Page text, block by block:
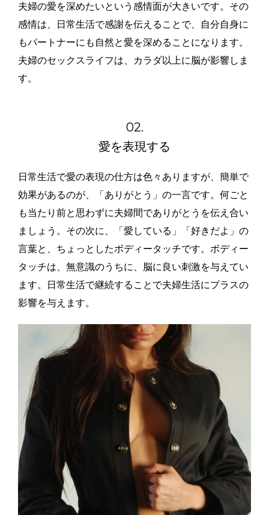
夫婦の愛を深めたいという感情面が大きいです。その
感情は、日常生活で感謝を伝えることで、自分自身に
もパートナーにも自然と愛を深めることになります。
夫婦のセックスライフは、カラダ以上に脳が影響しま
す。
02.
愛を表現する
日常生活で愛の表現の仕方は色々ありますが、簡単で
効果があるのが、「ありがとう」の一言です。何ごと
も当たり前と思わずに夫婦間でありがとうを伝え合い
ましょう。その次に、「愛している」「好きだよ」の
言葉と、ちょっとしたボディータッチです。ボディー
タッチは、無意識のうちに、脳に良い刺激を与えてい
ます。日常生活で継続することで夫婦生活にプラスの
影響を与えます。